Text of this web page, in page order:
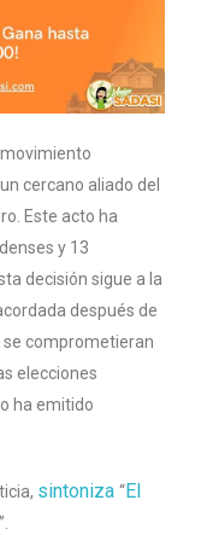
cercano aliado del
Este acto ha
y 13
decisión sigue a la
después de
comprometieran
elecciones
ha emitido
sintoniza “El